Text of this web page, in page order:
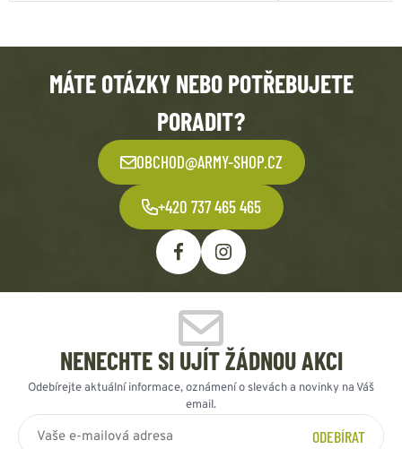
MÁTE OTÁZKY NEBO POTŘEBUJETE
PORADIT?
OBCHOD@ARMY-SHOP.CZ
+420 737 465 465
NENECHTE SI UJÍT ŽÁDNOU AKCI
Odebírejte aktuální informace, oznámení o slevách a novinky na Váš
email.
ODEBÍRAT